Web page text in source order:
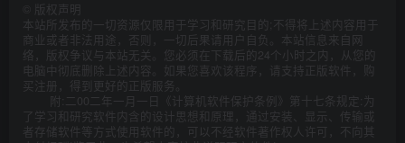
版权声明
本站所发布的一切资源仅限用于学习和研究目的;不得将上述内容用于
商业或者非法用途，否则，一切后果请用户自负。本站信息来自网
络，版权争议与本站无关。您必须在下载后的24个小时之内，从您的
电脑中彻底删除上述内容。如果您喜欢该程序，请支持正版软件，购
买注册，得到更好的正版服务。
附:二00二年一月一日《计算机软件保护条例》第十七条规定:为
了学习和研究软件内含的设计思想和原理，通过安装、显示、传输或
者存储软件等方式使用软件的，可以不经软件著作权人许可，不向其